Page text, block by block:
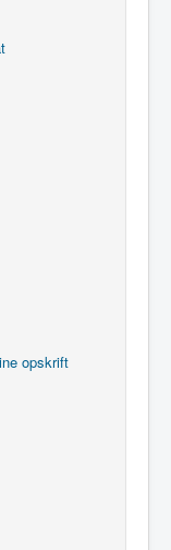
opskrift